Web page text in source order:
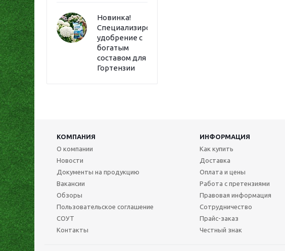
Новинка!
Специализированное
удобрение с
богатым
составом для
Гортензии
КОМПАНИЯ
ИНФОРМАЦИЯ
О компании
Новости
Документы на продукцию
Вакансии
Обзоры
Пользовательское соглашение
СОУТ
Контакты
Как купить
Доставка
Оплата и цены
Работа с претензиями
Правовая информация
Сотрудничество
Прайс-заказ
Честный знак